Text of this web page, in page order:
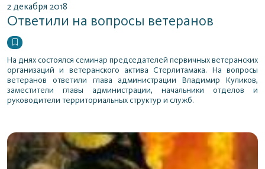
2 декабря 2018
Ответили на вопросы ветеранов
На днях состоялся семинар председателей первичных ветеранских
организаций и ветеранского актива Стерлитамака. На вопросы
ветеранов ответили глава администрации Владимир Куликов,
заместители главы администрации, начальники отделов и
руководители территориальных структур и служб.